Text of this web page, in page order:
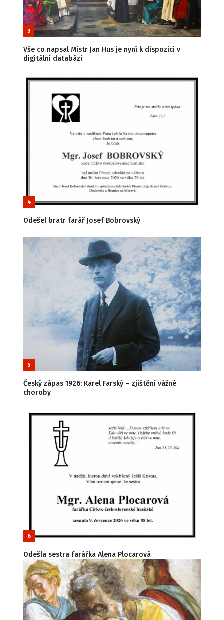
3
Vše co napsal Mistr Jan Hus je nyní k dispozici v
digitální databázi
4
Odešel bratr farář Josef Bobrovský
5
Český zápas 1926: Karel Farský – zjištění vážné
choroby
6
Odešla sestra farářka Alena Plocarová